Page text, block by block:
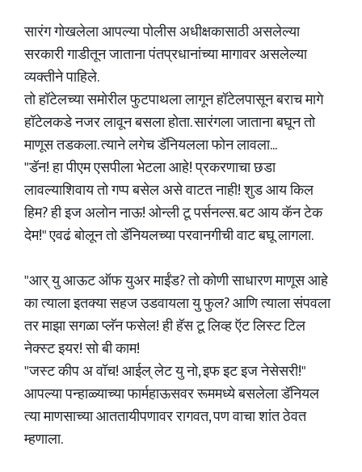
सारंग गोखलेला आपल्या पोलीस अधीक्षकासाठी असलेल्या
सरकारी गाडीतून जाताना पंतप्रधानांच्या मागावर असलेल्या
व्यक्तीने पाहिले.
तो हॉटेलच्या समोरील फुटपाथला लागून हॉटेलपासून बराच मागे
हॉटेलकडे नजर लावून बसला होता. सारंगला जाताना बघून तो
माणूस तडकला. त्याने लगेच डॅनियलला फोन लावला...
"डॅन! हा पीएम एसपीला भेटला आहे! प्रकरणाचा छडा
लावल्याशिवाय तो गप्प बसेल असे वाटत नाही! शुड आय किल
हिम? ही इज अलोन नाऊ! ओन्ली टू पर्सनल्स. बट आय कॅन टेक
देम!" एवढं बोलून तो डॅनियलच्या परवानगीची वाट बघू लागला.
"आर् यु आऊट ऑफ युअर माईंड? तो कोणी साधारण माणूस आहे
का त्याला इतक्या सहज उडवायला यु फुल? आणि त्याला संपवला
तर माझा सगळा प्लॅन फसेल! ही हॅस टू लिव्ह ऍट लिस्ट टिल
नेक्स्ट इयर! सो बी काम!
"जस्ट कीप अ वॉच! आईल् लेट यु नो, इफ इट इज नेसेसरी!"
आपल्या पन्हाळ्याच्या फार्महाऊसवर रूममध्ये बसलेला डॅनियल
त्या माणसाच्या आततायीपणावर रागवत, पण वाचा शांत ठेवत
म्हणाला.